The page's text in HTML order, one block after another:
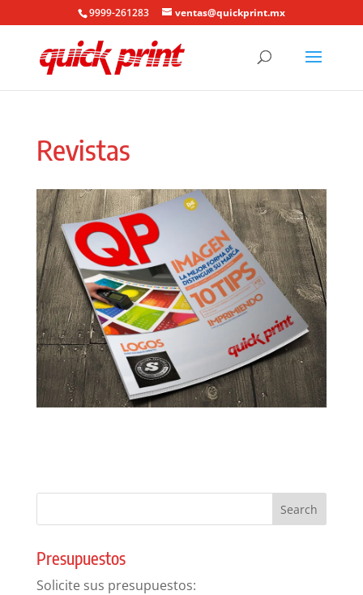
9999-261283 ventas@quickprint.mx
Revistas
Presupuestos
Solicite sus presupuestos: